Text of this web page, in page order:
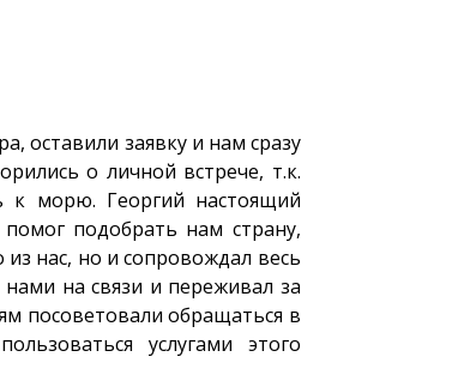
оставили заявку и нам сразу
о личной встрече, т.к.
к морю. Георгий настоящий
подобрать нам страну,
нас, но и сопровождал весь
на связи и переживал за
посоветовали обращаться в
услугами этого